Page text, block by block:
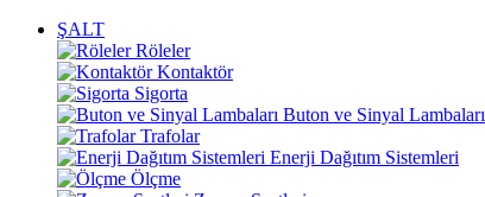
ŞALT
Röleler
Kontaktör
Sigorta
Buton ve Sinyal Lambaları
Trafolar
Enerji Dağıtım Sistemleri
Ölçme